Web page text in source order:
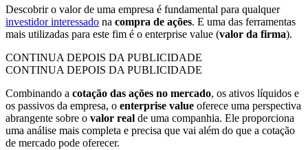
Descobrir o valor de uma empresa é fundamental para qualquer
investidor interessado na compra de ações. E uma das ferramentas
mais utilizadas para este fim é o enterprise value (valor da firma).
CONTINUA DEPOIS DA PUBLICIDADE
CONTINUA DEPOIS DA PUBLICIDADE
Combinando a cotação das ações no mercado, os ativos líquidos e
os passivos da empresa, o enterprise value oferece uma perspectiva
abrangente sobre o valor real de uma companhia. Ele proporciona
uma análise mais completa e precisa que vai além do que a cotação
de mercado pode oferecer.